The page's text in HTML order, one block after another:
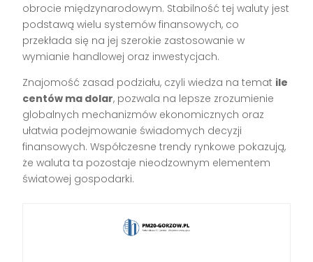
obrocie międzynarodowym. Stabilność tej waluty jest
podstawą wielu systemów finansowych, co
przekłada się na jej szerokie zastosowanie w
wymianie handlowej oraz inwestycjach.
Znajomość zasad podziału, czyli wiedza na temat ile
centów ma dolar, pozwala na lepsze zrozumienie
globalnych mechanizmów ekonomicznych oraz
ułatwia podejmowanie świadomych decyzji
finansowych. Współczesne trendy rynkowe pokazują,
że waluta ta pozostaje nieodzownym elementem
światowej gospodarki.